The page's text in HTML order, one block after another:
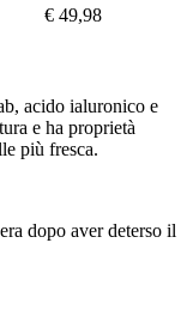
€ 49,98
acido ialuronico e
e ha proprietà
più fresca.
dopo aver deterso il